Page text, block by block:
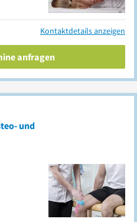
Kontaktdetails anzeigen
anfragen
und